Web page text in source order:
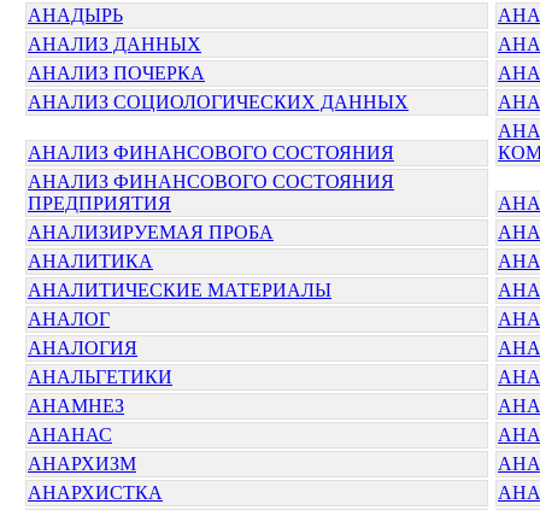
АНАДЫРЬ
АНАЛИЗ ДАННЫХ
АНАЛИЗ ПОЧЕРКА
АНАЛИЗ СОЦИОЛОГИЧЕСКИХ ДАННЫХ
АНАЛИЗ ФИНАНСОВОГО СОСТОЯНИЯ
АНАЛИЗ ФИНАНСОВОГО СОСТОЯНИЯ
ПРЕДПРИЯТИЯ
АНАЛИЗИРУЕМАЯ ПРОБА
АНАЛИТИКА
АНАЛИТИЧЕСКИЕ МАТЕРИАЛЫ
АНАЛОГ
АНАЛОГИЯ
АНАЛЬГЕТИКИ
АНАМНЕЗ
АНАНАС
АНАРХИЗМ
АНАРХИСТКА